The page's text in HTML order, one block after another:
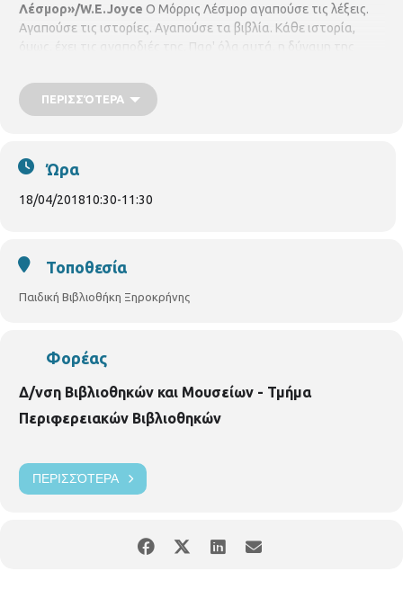
Λέσμορ»/W.E.Joyce Ο Μόρρις Λέσμορ αγαπούσε τις λέξεις.
Αγαπούσε τις ιστορίες. Αγαπούσε τα βιβλία. Κάθε ιστορία,
όμως, έχει τις αναποδιές της. Παρ' όλα αυτά, η δύναμη της
ιστορίας και ξενάγηση στο χώρο της βιβλιοθήκης.
βιβλιοθηκονόμοΒασιλική Ιντζίρη.
ΠΕΡΙΣΣΌΤΕΡΑ
Ώρα
18/04/201810:30-11:30
Τοποθεσία
Παιδική Βιβλιοθήκη Ξηροκρήνης
Φορέας
Δ/νση Βιβλιοθηκών και Μουσείων - Τμήμα
Περιφερειακών Βιβλιοθηκών
ΠΕΡΙΣΣΌΤΕΡΑ